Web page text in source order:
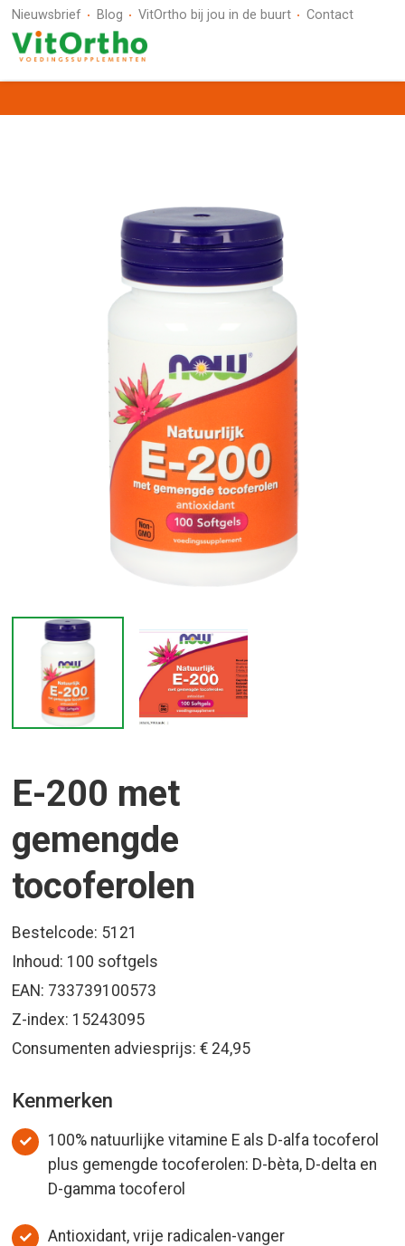
Nieuwsbrief Blog VitOrtho bij jou in de buurt Contact
E-200 met
gemengde
tocoferolen
Bestelcode: 5121
Inhoud: 100 softgels
EAN: 733739100573
Z-index: 15243095
Consumenten adviesprijs: € 24,95
Kenmerken
100% natuurlijke vitamine E als D-alfa tocoferol
plus gemengde tocoferolen: D-bèta, D-delta en
D-gamma tocoferol
Antioxidant, vrije radicalen-vanger